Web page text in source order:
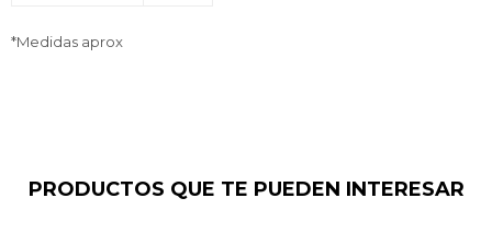
*Medidas aprox
PRODUCTOS QUE TE PUEDEN INTERESAR